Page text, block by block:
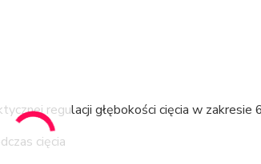
regulacji głębokości cięcia w
cięcia